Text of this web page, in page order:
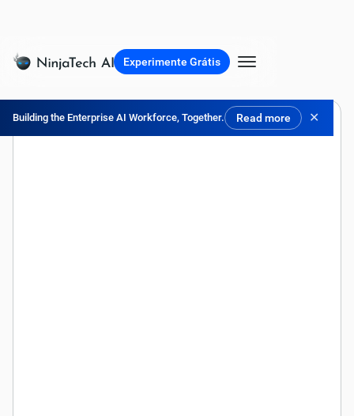
Building the Enterprise AI Workforce, Together. Read more ✕
Experimente Grátis